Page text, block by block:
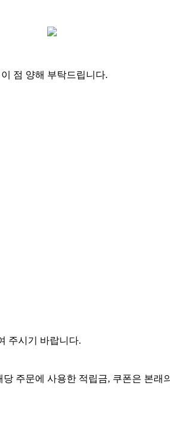
점 양해 부탁드립니다.
주시기 바랍니다.
주문에 사용한 적립금, 쿠폰은 본래